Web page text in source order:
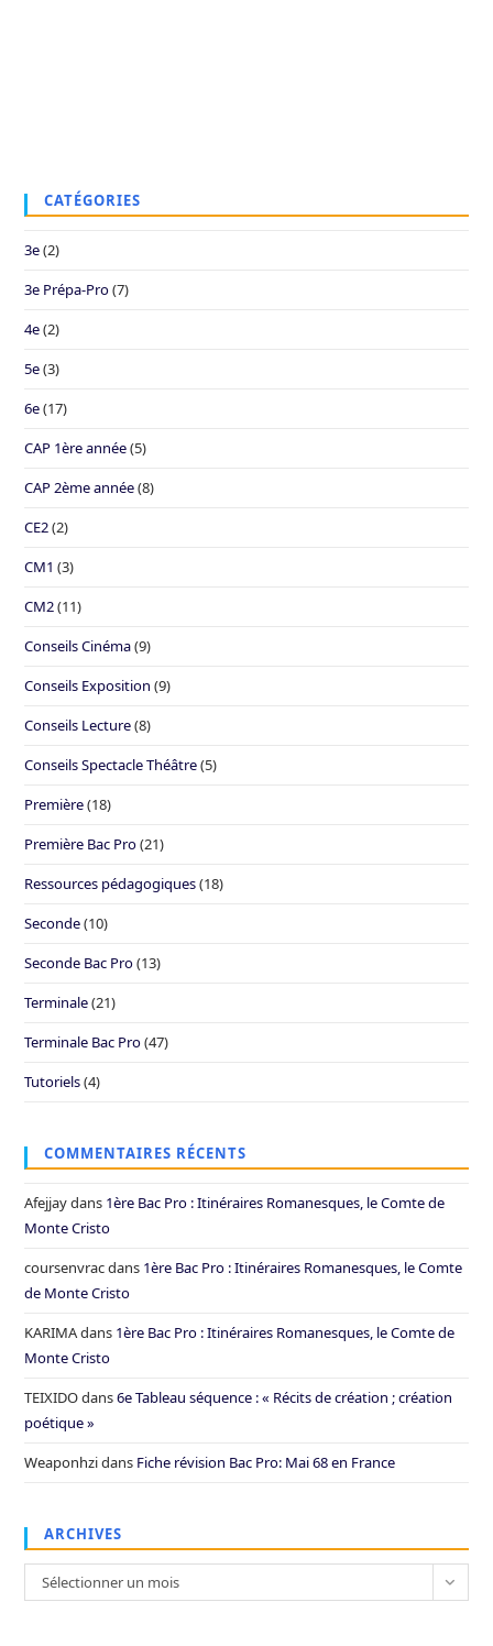
CATÉGORIES
3e(2)
3e Prépa-Pro(7)
4e(2)
5e(3)
6e(17)
CAP 1ère année(5)
CAP 2ème année(8)
CE2(2)
CM1 (3)
CM2(11)
Conseils Cinéma(9)
Conseils Exposition (9)
Conseils Lecture(8)
Conseils Spectacle Théâtre(5)
Première(18)
Première Bac Pro(21)
Ressources pédagogiques(18)
Seconde(10)
Seconde Bac Pro(13)
Terminale(21)
Terminale Bac Pro(47)
Tutoriels(4)
COMMENTAIRES RÉCENTS
Afejjaydans 1ère Bac Pro : Itinéraires Romanesques, le Comte de
Monte Cristo
coursenvracdans 1ère Bac Pro : Itinéraires Romanesques, le Comte
de Monte Cristo
KARIMAdans 1ère Bac Pro : Itinéraires Romanesques, le Comte de
Monte Cristo
TEIXIDOdans6e Tableau séquence : « Récits de création ; création
poétique »
Weaponhzidans Fiche révision Bac Pro: Mai 68 en France
ARCHIVES
Archives
Sélectionner un mois